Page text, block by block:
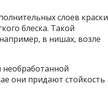
слоев краски
блеска. Такой
в нишах, возле
необработанной
они придают стойкость